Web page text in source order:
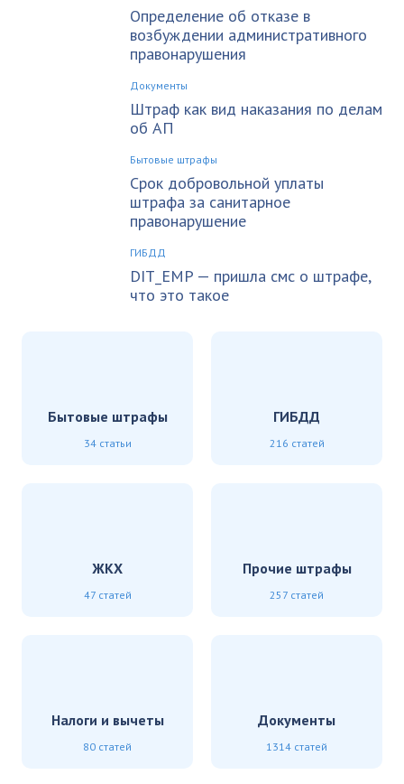
Определение об отказе в
возбуждении административного
правонарушения
Документы
Штраф как вид наказания по делам
об АП
Бытовые штрафы
Срок добровольной уплаты
штрафа за санитарное
правонарушение
ГИБДД
DIT_EMP — пришла смс о штрафе,
что это такое
Бытовые штрафы
34 статьи
ГИБДД
216 статей
ЖКХ
47 статей
Прочие штрафы
257 статей
Налоги и вычеты
80 статей
Документы
1314 статей